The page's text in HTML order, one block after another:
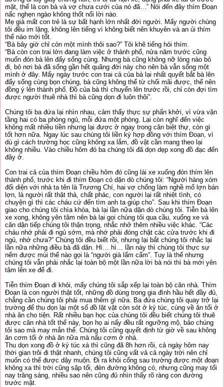
mặt, thế là con bà và vợ chưa cưới của nó đã…” Nói đến đây thím Đoạn
nấc nghẹn ngào không thốt nổi lời nào.
Mẹ già mất con trẻ là sự bất hạnh lớn nhất đời người. Mấy người chúng
tôi đều im lặng, không lên tiếng vì không biết nên khuyên và an ủi thím
thế nào mới tốt.
“Bà bây giờ chỉ còn một mình thôi sao?” Tôi khẽ tiếng hỏi thím.
“Bà còn con trai lớn đang làm việc ở thành phố, nửa năm trước cũng
muốn đón bà lên đấy sống cùng. Nhưng bà cũng không nỡ lòng nào bỏ
đi, bỏ nơi bà đã sống gần hết quãng đời này cho nên bà vẫn sống một
mình ở đây. Mấy ngày trước con trai cả của bà lại nhất quyết bắt bà lên
đấy sống cùng bọn chúng, bà cũng không thể từ chối mãi được, thế nên
đồng ý lên thành phố. Đồ của bà thì chuyển lên trước rồi, chỉ còn đợi tìm
được người thuê nhà thì bà cũng dọn đi luôn thôi”.
Chúng tôi ba đứa lại nhìn nhau, cảm thấy thực sự phấn khởi, vì vừa vặn
tầng hai có ba phòng ngủ, mỗi đứa một phòng. Lại còn nghĩ đến việc
không mất nhiều tiền nhưng lại được ở ngay trong căn biệt thự, còn gì
tốt hơn nữa. Ngay lúc sau chúng tôi liền ký hợp đồng với thím Đoạn, vì
dù gì cách trường học cũng không xa lắm, đồ vật cần mang theo lại
không nhiều. Vào chiều hôm đó ba chúng tôi đã dọn dẹp xong đồ đạc đến
đây ở.
Con trai cả của thím Đoạn chiều hôm đó cũng lái xe xuống đón thím lên
thành phố, trước khi đi thím Đoạn có dặn dò chúng tôi: “Người hàng xóm
đối diện với nhà ta tên là Trương Chí, hai vợ chống làm nghề mổ lợn bán
lợn, là người rất thật thà, chất phác, con người lại rất nhiệt tình, có
chuyện gì thì các cháu cứ đến tìm anh ta giúp cho”. Sau khi thím Đoạn
giao cho chúng tôi chìa khóa, bà lại lần nữa dặn dò chúng tôi. Tiễn bà lên
xe xong, không yên tâm nên bà lại gọi chúng tôi qua cầu, xuống xe và
căn dặn tiếp chúng tôi thận trọng, nhắc nhở thêm nhiều việc khác. “Các
cháu nhớ phải đi ngủ sớm, mà nhớ phải đóng chặt các cửa trước khi đi
ngủ, nhớ chưa?” Chúng tôi đều biết rồi, nhưng lại bắt chúng tôi nhắc lại
lần nữa những điều bà đã dặn. Hì… hì… lần này thì chúng tôi thực sự
nếm được mùi thế nào gọi là “người già lẩm cẩm”. Tuy là thế nhưng
chúng tôi vẫn phải nhắc lại toàn bộ một lần nữa lời bà nói thì bà mới yên
tâm lên xe để đi.
Tiễn thím Đoạn đi khỏi, mấy chúng tôi sắp xếp lại toàn bộ căn nhà. Thím
Đoạn là con người thật tốt, những đồ dùng trong gia đình hầu hết đầy đủ,
chẳng cần chúng tôi phải mua thêm gì nữa. Ba đứa chúng tôi quay trở lại
trường để thu dọn lại một số đồ lặt vặt còn sót ở ký túc, cùng về ăn tối ở
nhà ăn cho tiện. Rất nhiều bạn học của chúng tôi đều biết chúng tôi thuê
được căn nhà tốt thế này, bọn họ ai nấy đều rất ngưỡng mộ, bảo chúng
tôi sao mà may mắn thế. Chúng tôi cũng quyết định từ giờ về sau không
ăn cơm tối ở nhà ăn nữa mà nấu cơm ở nhà.
Thu dọn xong đồ ở ký túc xá thì cũng đã 8h hơn rồi, cả ngày hôm nay
thời gian trôi đi thật nhanh, chúng tôi cũng vất vả cả ngày trời nên chỉ
muốn có thể được dậy muộn. Đi ra khỏi cổng sau trường được một đoạn
không xa thì trời cũng sập tối, đèn đường không có, nhưng cũng may tối
nay trăng sáng, nhiều sao nên cũng đủ nhìn thấy rõ ràng con đường
trước mặt.